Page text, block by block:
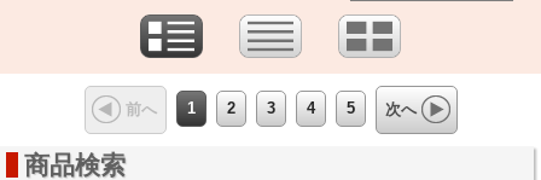
前へ 1 2 3 4 5 次へ
商品検索